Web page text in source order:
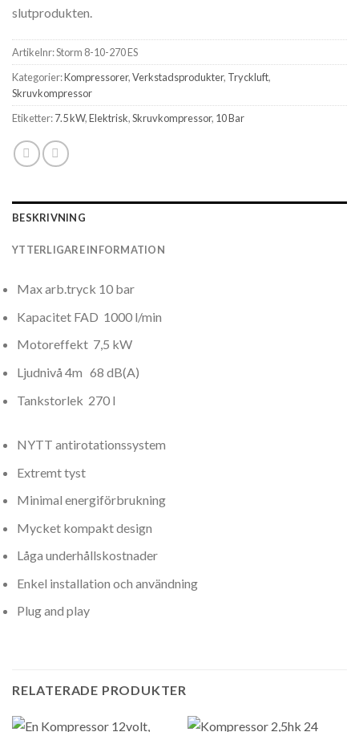
slutprodukten.
Artikelnr:Storm 8-10-270 ES
Kategorier:Kompressorer,Verkstadsprodukter, Tryckluft,
Skruvkompressor
Etiketter:7.5 kW,Elektrisk,Skruvkompressor, 10 Bar
BESKRIVNING
YTTERLIGARE INFORMATION
Max arb.tryck 10 bar
Kapacitet FAD 1000 l/min
Motoreffekt 7,5 kW
Ljudnivå 4m 68 dB(A)
Tankstorlek 270 l
NYTT antirotationssystem
Extremt tyst
Minimal energiförbrukning
Mycket kompakt design
Låga underhållskostnader
Enkel installation och användning
Plug and play
RELATERADE PRODUKTER